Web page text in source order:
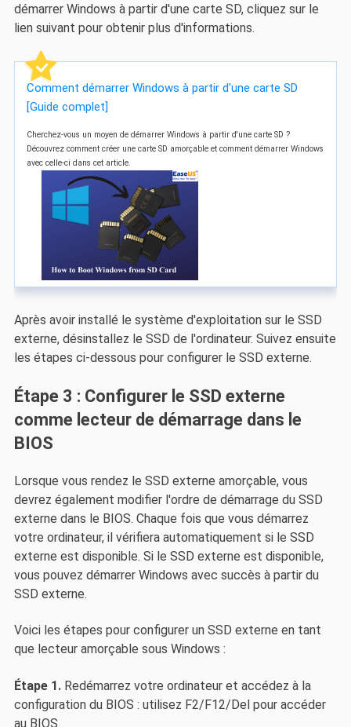
démarrer Windows à partir d'une carte SD, cliquez sur le
lien suivant pour obtenir plus d'informations.
Comment démarrer Windows à partir d'une carte SD
[Guide complet]
Cherchez-vous un moyen de démarrer Windows à partir d'une carte SD ?
Découvrez comment créer une carte SD amorçable et comment démarrer Windows
avec celle-ci dans cet article.
Après avoir installé le système d'exploitation sur le SSD
externe, désinstallez le SSD de l'ordinateur. Suivez ensuite
les étapes ci-dessous pour configurer le SSD externe.
Étape 3 : Configurer le SSD externe
comme lecteur de démarrage dans le
BIOS
Lorsque vous rendez le SSD externe amorçable, vous
devrez également modifier l'ordre de démarrage du SSD
externe dans le BIOS. Chaque fois que vous démarrez
votre ordinateur, il vérifiera automatiquement si le SSD
externe est disponible. Si le SSD externe est disponible,
vous pouvez démarrer Windows avec succès à partir du
SSD externe.
Voici les étapes pour configurer un SSD externe en tant
que lecteur amorçable sous Windows :
Étape 1.Redémarrez votre ordinateur et accédez à la
configuration du BIOS : utilisez F2/F12/Del pour accéder
au BIOS.